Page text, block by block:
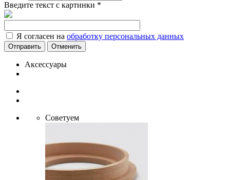
Введите текст с картинки *
Я согласен на обработку персональных данных
Отменить
Аксессуары
Советуем